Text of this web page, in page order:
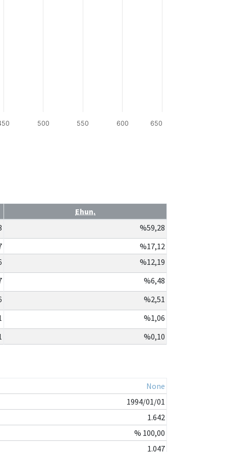
500 550 600 650
Ehun.
%59,28
%17,12
%12,19
%6,48
%2,51
%1,06
%0,10
None
1994/01/01
1.642
% 100,00
1.047